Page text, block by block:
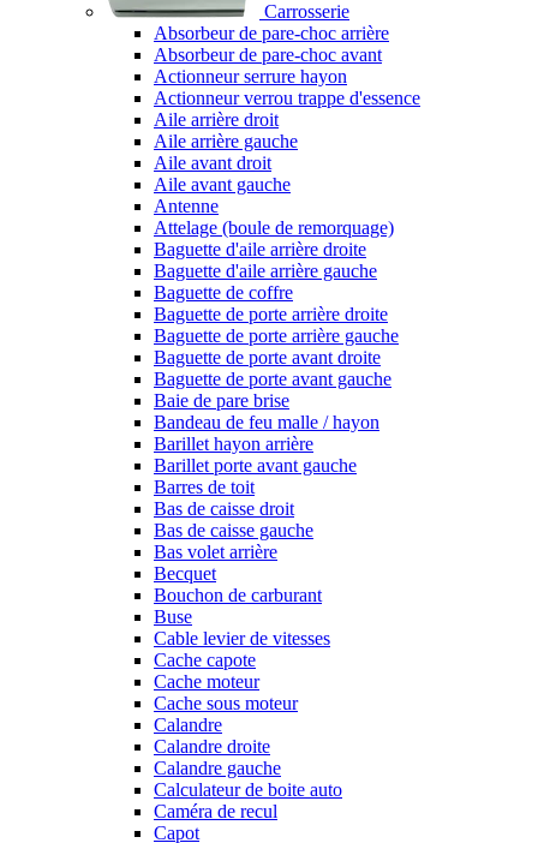
Carrosserie
Absorbeur de pare-choc arrière
Absorbeur de pare-choc avant
Actionneur serrure hayon
Actionneur verrou trappe d'essence
Aile arrière droit
Aile arrière gauche
Aile avant droit
Aile avant gauche
Antenne
Attelage (boule de remorquage)
Baguette d'aile arrière droite
Baguette d'aile arrière gauche
Baguette de coffre
Baguette de porte arrière droite
Baguette de porte arrière gauche
Baguette de porte avant droite
Baguette de porte avant gauche
Baie de pare brise
Bandeau de feu malle / hayon
Barillet hayon arrière
Barillet porte avant gauche
Barres de toit
Bas de caisse droit
Bas de caisse gauche
Bas volet arrière
Becquet
Bouchon de carburant
Buse
Cable levier de vitesses
Cache capote
Cache moteur
Cache sous moteur
Calandre
Calandre droite
Calandre gauche
Calculateur de boite auto
Caméra de recul
Capot